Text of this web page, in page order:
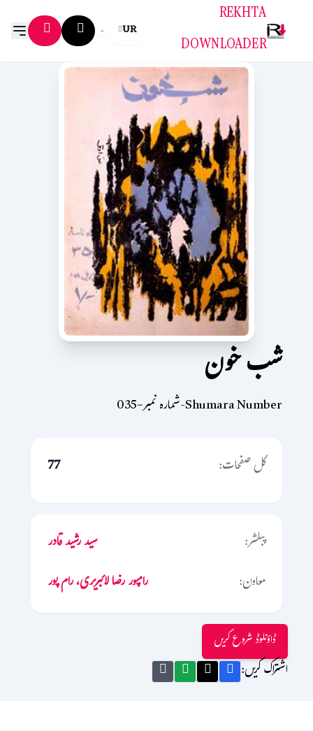
REKHTA
DOWNLOADER
UR
شب خون
Shumara Number-شمارہ نمبر-035
کل صفحات:
77
پبلشر:
سید رشید قادر
معاون:
رامپور رضا لائبریری، رام پور
ڈاؤنلوڈ شروع کریں
اشتراک کریں: